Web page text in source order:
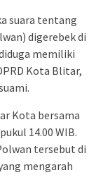
suara tentang
digerebek di
memiliki
Kota Blitar,
Kota bersama
14.00 WIB.
tersebut di
mengarah